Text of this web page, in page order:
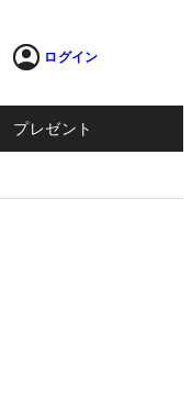
ログイン
プレゼント